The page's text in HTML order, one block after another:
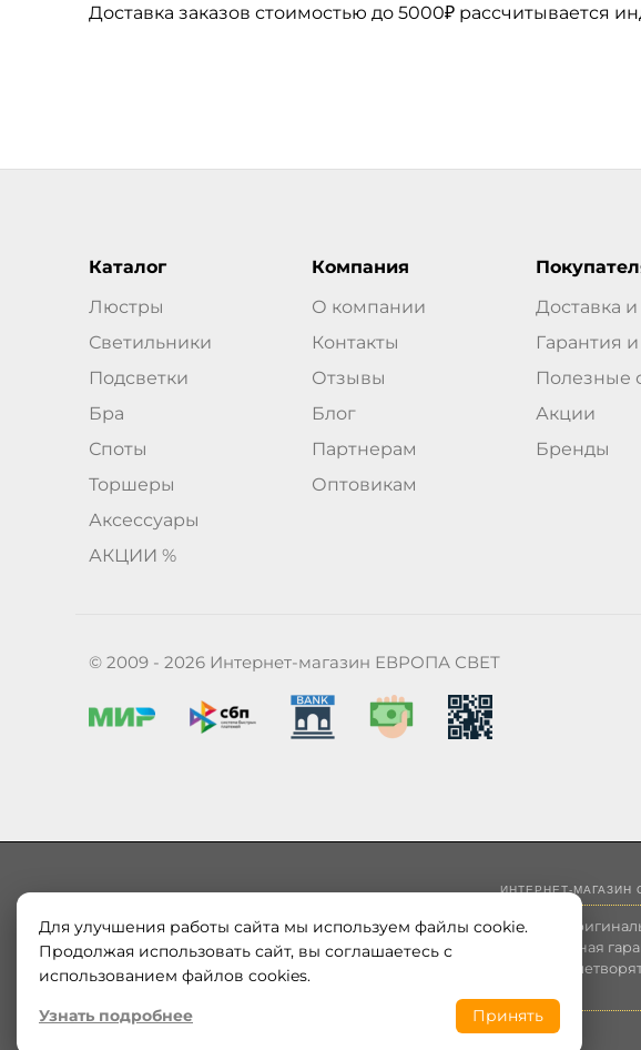
Доставка заказов стоимостью до 5000₽ рассчитывается
Каталог
Люстры
Светильники
Подсветки
Бра
Споты
Торшеры
Аксессуары
АКЦИИ %
Компания
О компании
Контакты
Отзывы
Блог
Партнерам
Оптовикам
Доставка и
Гарантия
Полезные
Акции
Бренды
© 2009 - 2026 Интернет-магазин ЕВРОПА СВЕТ
ИНТЕРНЕТ-
Наш магазин «ЕВРОПА СВЕТ» поставляет и продает в России
Европы и России. Только оригинальная продукция. Полноценная
модерн от интернет-магазина europa-svet.ru позволит
Для улучшения работы сайта мы используем файлы cookie.
Продолжая использовать сайт, вы соглашаетесь с
использованием файлов cookies.
Узнать подробнее
Принять